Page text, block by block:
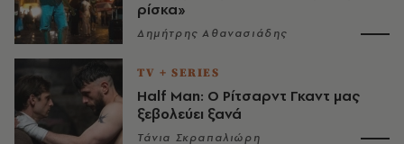
ρίσκα»
Δημήτρης Αθανασιάδης
TV + SERIES
Half Man: Ο Ρίτσαρντ Γκαντ μας
ξεβολεύει ξανά
Τάνια Σκραπαλιώρη